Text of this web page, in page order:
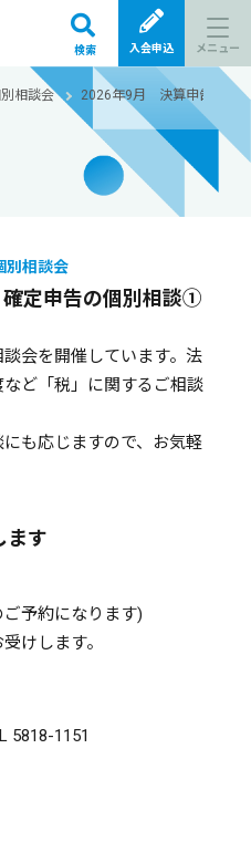
検索 入会申込 メニュー
相談会 2026年9月 決算申告・確
別相談会
定申告の個別相談①
会を開催しています。法
ど「税」に関するご相談
も応じますので、お気軽
ます
予約になります)
けします。
5818-1151